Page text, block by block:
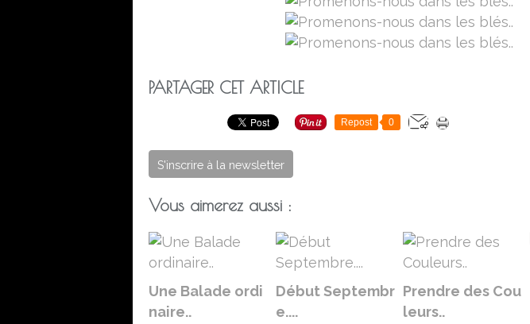
PARTAGER CET ARTICLE
Repost 0
S'inscrire à la newsletter
Vous aimerez aussi :
Une Balade ordi
naire..
Début Septembr
e....
Prendre des Cou
leurs..